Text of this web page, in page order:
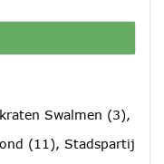
Swalmen (3),
(11), Stadspartij